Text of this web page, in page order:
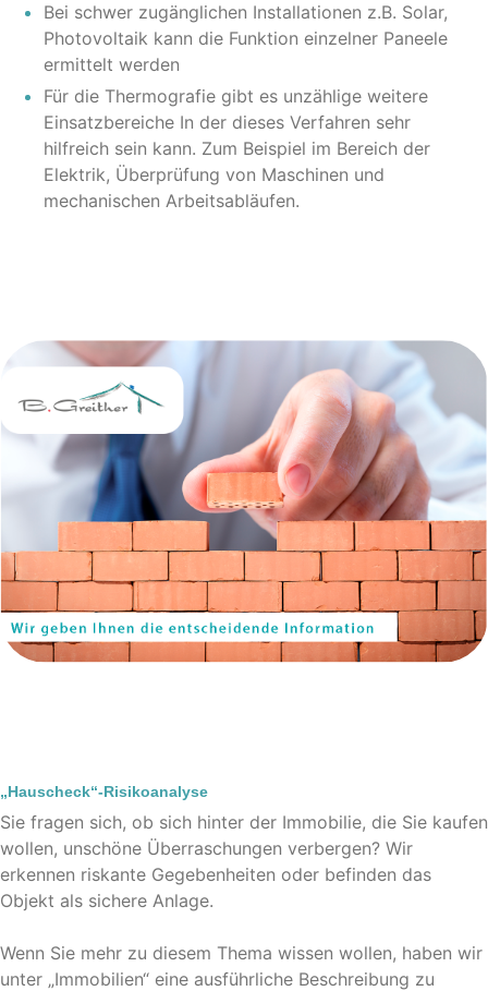
Bei schwer zugänglichen Installationen z.B. Solar,
Photovoltaik kann die Funktion einzelner Paneele
ermittelt werden
Für die Thermografie gibt es unzählige weitere
Einsatzbereiche In der dieses Verfahren sehr
hilfreich sein kann. Zum Beispiel im Bereich der
Elektrik, Überprüfung von Maschinen und
mechanischen Arbeitsabläufen.
„Hauscheck“-Risikoanalyse
Sie fragen sich, ob sich hinter der Immobilie, die Sie kaufen
wollen, unschöne Überraschungen verbergen? Wir
erkennen riskante Gegebenheiten oder befinden das
Objekt als sichere Anlage.
Wenn Sie mehr zu diesem Thema wissen wollen, haben wir
unter „Immobilien“ eine ausführliche Beschreibung zu